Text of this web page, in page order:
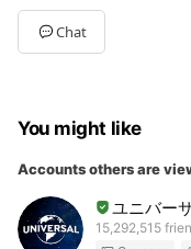
Chat
You might like
Accounts others are
ユニバー
15,292,515